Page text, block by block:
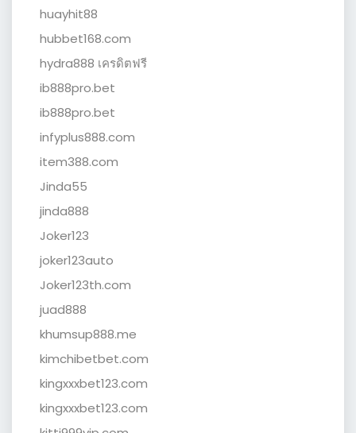
huayhit88
hubbet168.com
hydra888 เครดิตฟรี
ib888pro.bet
ib888pro.bet
infyplus888.com
item388.com
Jinda55
jinda888
Joker123
joker123auto
Joker123th.com
juad888
khumsup888.me
kimchibetbet.com
kingxxxbet123.com
kingxxxbet123.com